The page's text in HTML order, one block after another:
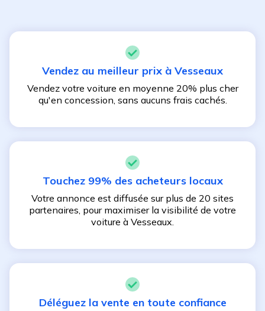
Vendez au meilleur prix à Vesseaux
Vendez votre voiture en moyenne 20% plus cher
qu'en concession, sans aucuns frais cachés.
Touchez 99% des acheteurs locaux
Votre annonce est diffusée sur plus de 20 sites
partenaires, pour maximiser la visibilité de votre
voiture à Vesseaux.
Déléguez la vente en toute confiance